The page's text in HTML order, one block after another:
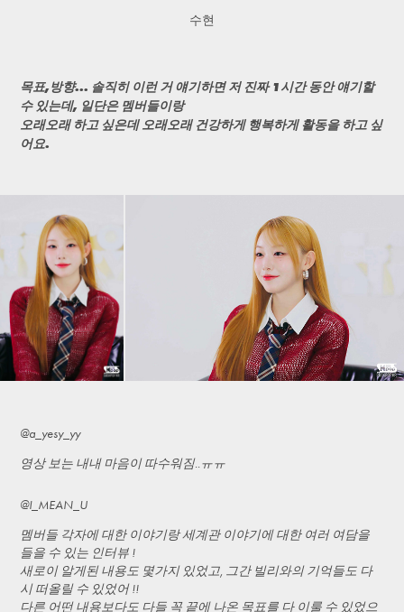
수현
목표,방향... 솔직히 이런 거 얘기하면 저 진짜 1시간 동안 얘기할
수 있는데, 일단은 멤버들이랑
오래오래 하고 싶은데 오래오래 건강하게 행복하게 활동을 하고 싶
어요.
@a_yesy_yy
영상 보는 내내 마음이 따수워짐..ㅠㅠ
@I_MEAN_U
멤버들 각자에 대한 이야기랑 세계관 이야기에 대한 여러 여담을
들을 수 있는 인터뷰 !
새로이 알게된 내용도 몇가지 있었고, 그간 빌리와의 기억들도 다
시 떠올릴 수 있었어 !!
다른 어떤 내용보다도 다들 꼭 끝에 나온 목표를 다 이룰 수 있었으